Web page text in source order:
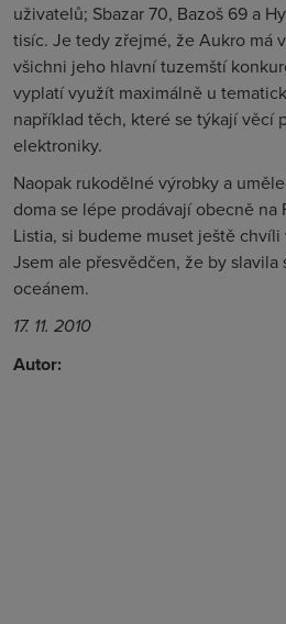
uživatelů; Sbazar 70, Bazoš 69 a
tisíc. Je tedy zřejmé, že Aukro má
všichni jeho hlavní tuzemští
vyplatí využít maximálně u
například těch, které se týkají věcí
elektroniky.
Naopak rukodělné výrobky a
doma se lépe prodávají obecně na
Listia, si budeme muset ještě
Jsem ale přesvědčen, že by
oceánem.
17. 11. 2010
Autor: